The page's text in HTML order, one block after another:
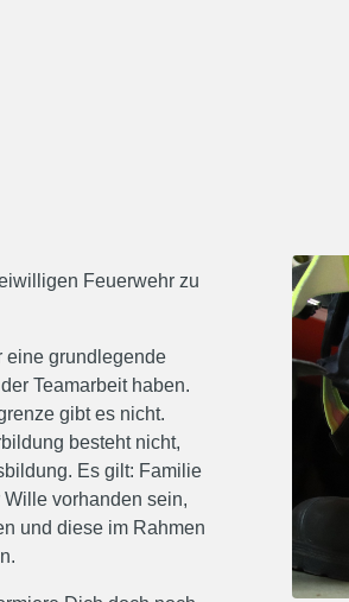
Feuerwehr zu
eine grundlegende
Teamarbeit haben.
gibt es nicht.
besteht nicht,
Es gilt: Familie
vorhanden sein,
und diese im Rahmen